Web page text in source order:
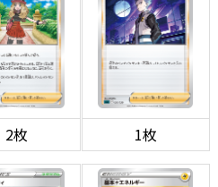
2枚 1枚